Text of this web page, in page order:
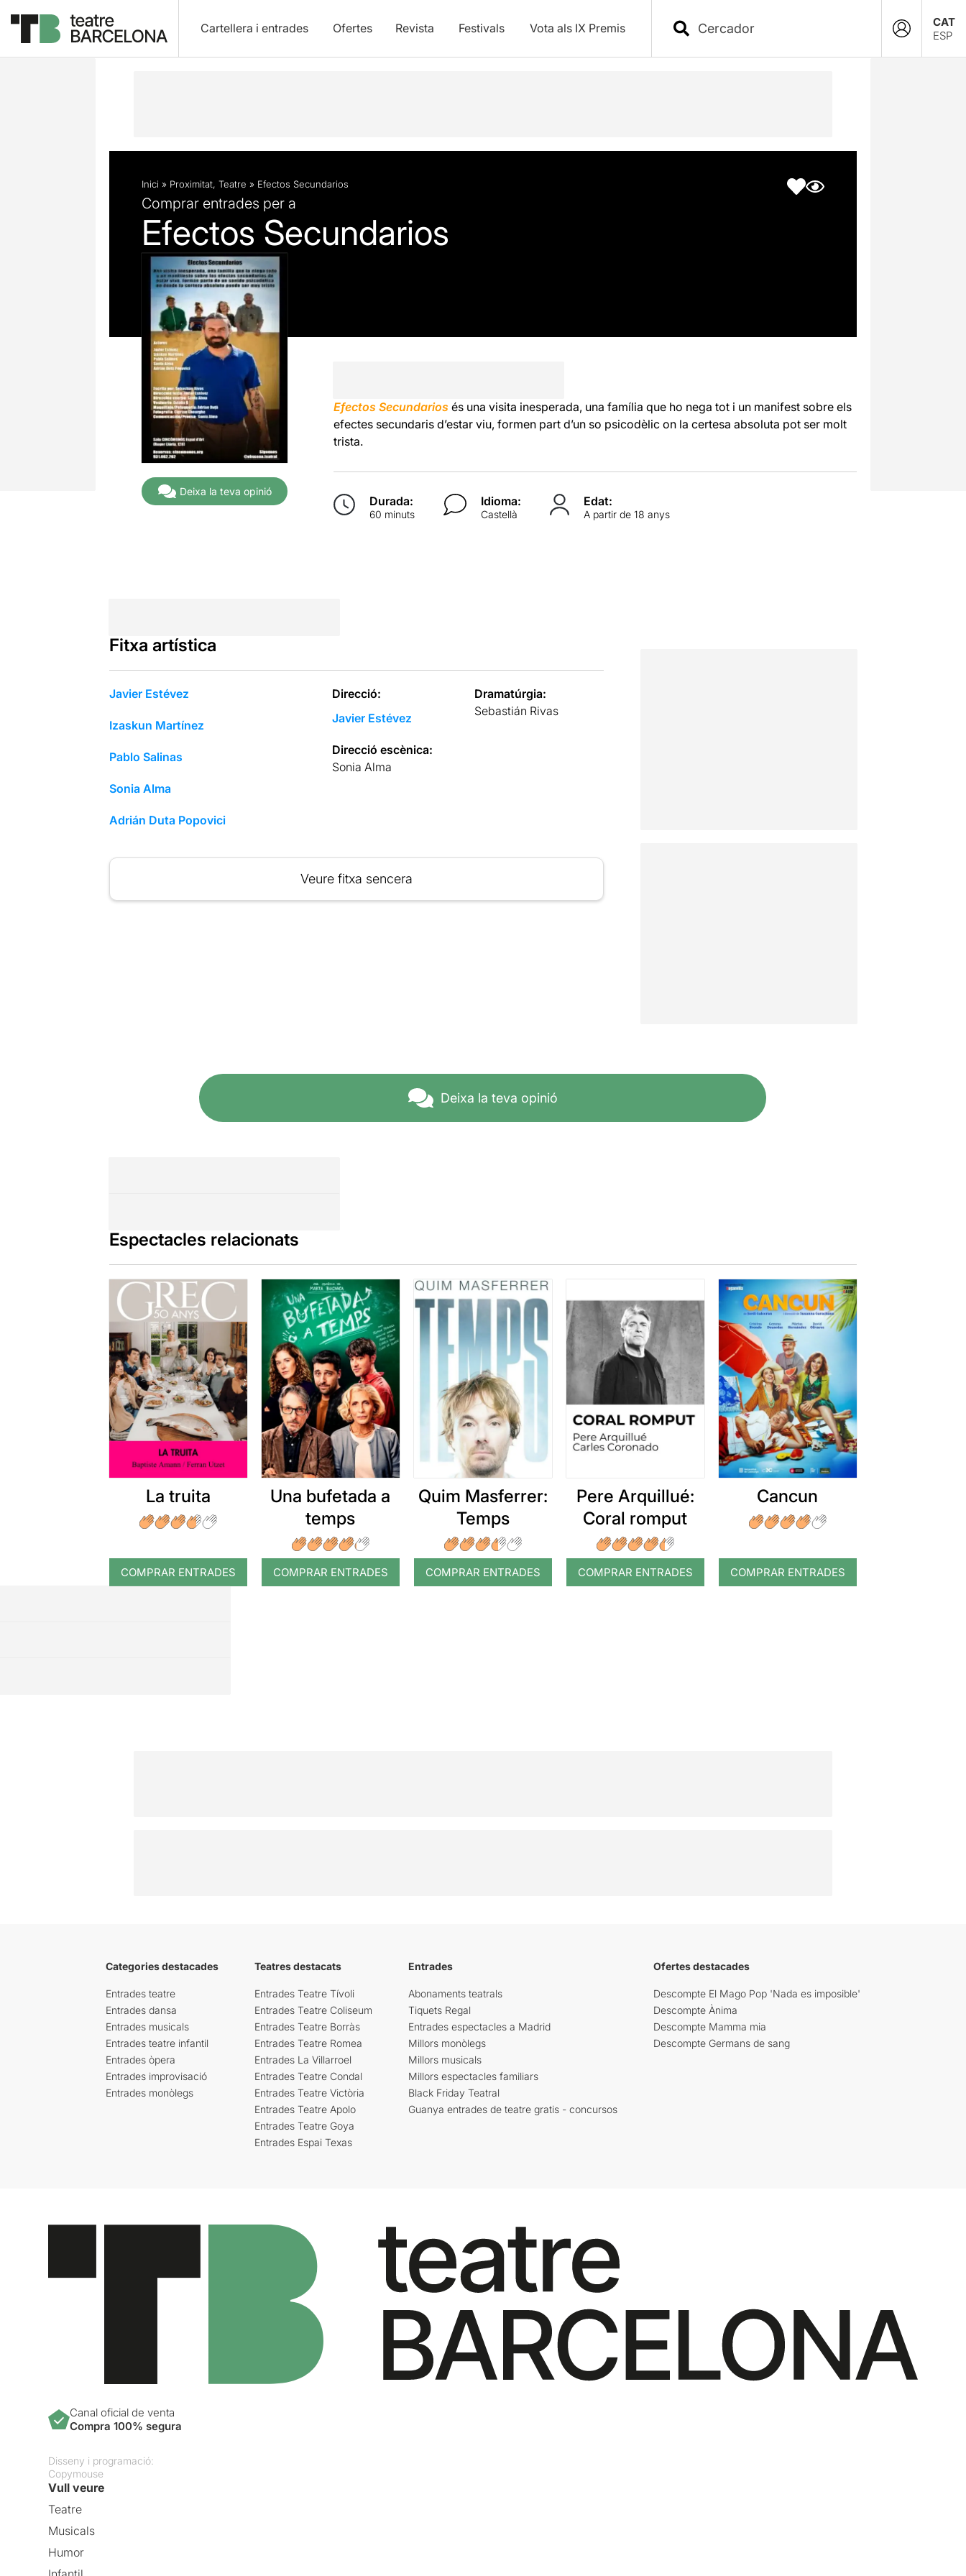
Cartellera i entrades Ofertes Revista Festivals Vota als IX Premis
CAT
ESP
Descripció Fitxa artística
Inici » Proximitat, Teatre » Efectos Secundarios
Comprar entrades per a
Efectos Secundarios
Deixa la teva opinió
Efectos Secundarios és una visita inesperada, una família que ho nega tot i un manifest sobre els
efectes secundaris d’estar viu, formen part d’un so psicodèlic on la certesa absoluta pot ser molt
trista.
Durada:
60 minuts
Idioma:
Castellà
Edat:
A partir de 18 anys
Fitxa artística
Javier Estévez
Izaskun Martínez
Pablo Salinas
Sonia Alma
Adrián Duta Popovici
Direcció:
Javier Estévez
Dramatúrgia:
Sebastián Rivas
Direcció escènica:
Sonia Alma
Veure fitxa sencera
Deixa la teva opinió
Espectacles relacionats
La truita
COMPRAR ENTRADES
Una bufetada a
temps
COMPRAR ENTRADES
Quim Masferrer:
Temps
COMPRAR ENTRADES
Pere Arquillué:
Coral romput
COMPRAR ENTRADES
Cancun
COMPRAR ENTRADES
Categories destacades
Entrades teatre
Entrades dansa
Entrades musicals
Entrades teatre infantil
Entrades òpera
Entrades improvisació
Entrades monòlegs
Teatres destacats
Entrades Teatre Tívoli
Entrades Teatre Coliseum
Entrades Teatre Borràs
Entrades Teatre Romea
Entrades La Villarroel
Entrades Teatre Condal
Entrades Teatre Victòria
Entrades Teatre Apolo
Entrades Teatre Goya
Entrades Espai Texas
Entrades
Abonaments teatrals
Tiquets Regal
Entrades espectacles a Madrid
Millors monòlegs
Millors musicals
Millors espectacles familiars
Black Friday Teatral
Guanya entrades de teatre gratis - concursos
Ofertes destacades
Descompte El Mago Pop 'Nada es imposible'
Descompte Ànima
Descompte Mamma mia
Descompte Germans de sang
Canal oficial de venta
Compra 100% segura
Disseny i programació:
Copymouse
Vull veure
Teatre
Musicals
Humor